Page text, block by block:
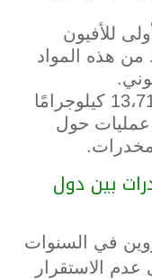
للأفيون
اعتراض 1٪ فقط من هذه المواد
• وفي عام 2008، تم مصادرة 13،719 كيلوجرامًا
عمليات حول
بين دول
في السنوات
عدم الاستقرار